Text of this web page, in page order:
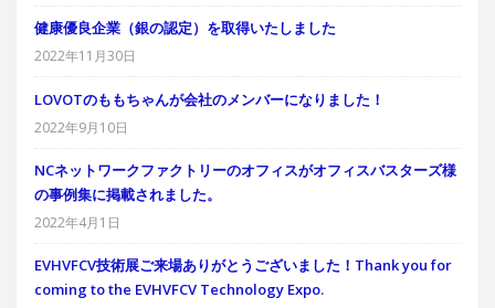
健康優良企業（銀の認定）を取得いたしました
2022年11月30日
LOVOTのももちゃんが会社のメンバーになりました！
2022年9月10日
NCネットワークファクトリーのオフィスがオフィスバスターズ様
の事例集に掲載されました。
2022年4月1日
EVHVFCV技術展ご来場ありがとうございました！Thank you for
coming to the EVHVFCV Technology Expo.